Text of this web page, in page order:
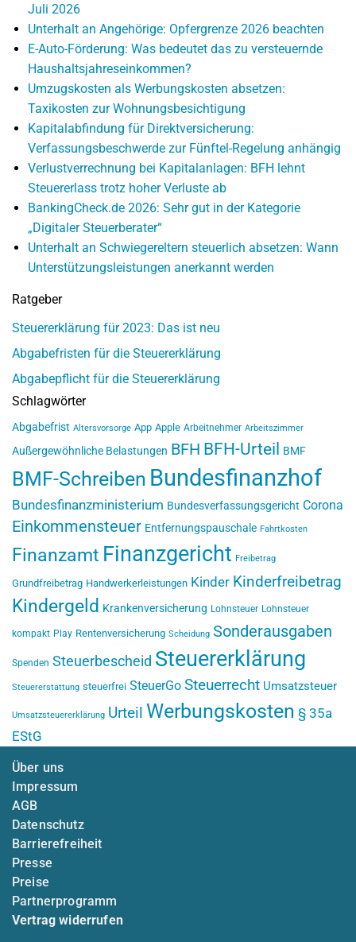
Juli 2026
Unterhalt an Angehörige: Opfergrenze 2026 beachten
E-Auto-Förderung: Was bedeutet das zu versteuernde
Haushaltsjahreseinkommen?
Umzugskosten als Werbungskosten absetzen:
Taxikosten zur Wohnungsbesichtigung
Kapitalabfindung für Direktversicherung:
Verfassungsbeschwerde zur Fünftel-Regelung anhängig
Verlustverrechnung bei Kapitalanlagen: BFH lehnt
Steuererlass trotz hoher Verluste ab
BankingCheck.de 2026: Sehr gut in der Kategorie
„Digitaler Steuerberater“
Unterhalt an Schwiegereltern steuerlich absetzen: Wann
Unterstützungsleistungen anerkannt werden
Ratgeber
Steuererklärung für 2023: Das ist neu
Abgabefristen für die Steuererklärung
Abgabepflicht für die Steuererklärung
Schlagwörter
Abgabefrist Altersvorsorge App Apple Arbeitnehmer Arbeitszimmer
Außergewöhnliche Belastungen BFH BFH-Urteil BMF
BMF-Schreiben Bundesfinanzhof
Bundesfinanzministerium Bundesverfassungsgericht Corona
Einkommensteuer Entfernungspauschale Fahrtkosten
Finanzamt Finanzgericht Freibetrag
Grundfreibetrag Handwerkerleistungen Kinder Kinderfreibetrag
Kindergeld Krankenversicherung Lohnsteuer Lohnsteuer
kompakt Play Rentenversicherung Scheidung Sonderausgaben
Spenden Steuerbescheid Steuererklärung
Steuererstattung steuerfrei SteuerGo Steuerrecht Umsatzsteuer
Umsatzsteuererklärung Urteil Werbungskosten § 35a
EStG
Über uns
Impressum
AGB
Datenschutz
Barrierefreiheit
Presse
Preise
Partnerprogramm
Vertrag widerrufen